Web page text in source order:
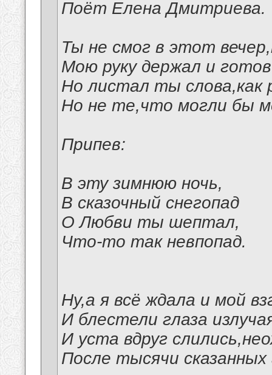
Поёт Елена Дмитриева.
Ты не смог в этот
Мою руку держал и
Но листал ты слова,как
Но не те,что могли бы
Припев:
В эту зимнюю ночь,
В сказочный снегопад
О Любви ты шептал,
Что-то так невпопад.
Ну,а я всё ждала и мой
И блестели глаза
И уста вдруг
После тысячи